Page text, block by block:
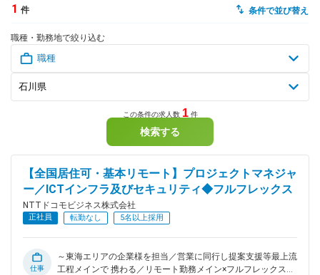
対応時間：10:00～22:00(日曜・年末年始を除く)
自動案内は24時間365日対応
転職の「モヤモヤ」、一人で悩まず
気軽に相談してみませんか？
dodaの使い方は？
ヘルプ サイトマップ
1 件 条件で並び替え
職種・勤務地で絞り込む
この条件の求人数 1件
検索する
【全国居住可・基本リモート】プロジェクトマネジャ
ー／ICTインフラ及びセキュリティ◆フルフレックス
NTTドコモビジネス株式会社
正社員 転勤なし 5名以上採用
仕事
～東海エリアの企業様を担当／営業に同行し提案支援等最上流
工程メインで 携わる／リモート勤務メイン×フルフレックス／